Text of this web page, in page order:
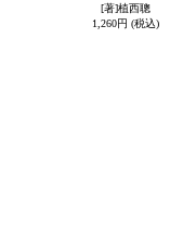
[著]植西聰
1,260円 (税込)